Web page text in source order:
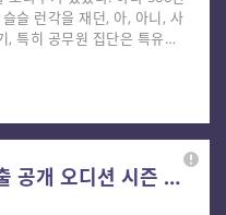
어떻게 풀려 나가게 될지 뒤
문의를 통해 미리 알려주십
드리겠습니다.
슬 런각을 재던, 아, 아니, 사
, 특히 공무원 집단은 특유의
러움이 구성진 가락과 함께
가지가 부러져 외견이 손상
염된 적도 있으며, 심지어는
의 맞선을 보기도 했다. 정부
돌아갔다가 아름답기로 유명
는데, 이에 정실과 후손을
제1회 한국 요괴 글로벌 진출 공개 오디션 시즌 2 — 나는 요괴다